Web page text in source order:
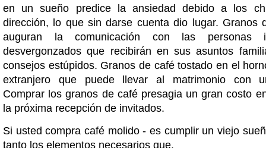
en un sueño predice la ansiedad debido a los
dirección, lo que sin darse cuenta dio lugar. Granos
auguran la comunicación con las personas
desvergonzados que recibirán en sus asuntos
consejos estúpidos. Granos de café tostado en el
extranjero que puede llevar al matrimonio con
Comprar los granos de café presagia un gran costo
la próxima recepción de invitados.
Si usted compra café molido - es cumplir un viejo
tanto los elementos necesarios que.